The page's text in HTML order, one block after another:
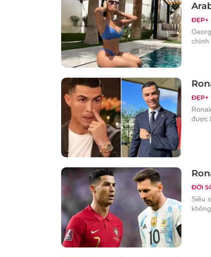
ĐẸP+
chính
ĐẸP+
được
ĐỜI
Siêu